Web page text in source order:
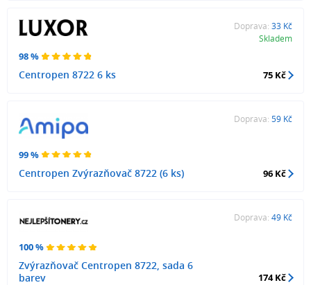
98 %
Centropen 8722 6 ks
Doprava: 33 Kč
Skladem
75 Kč
99 %
Centropen Zvýrazňovač 8722 (6 ks)
Doprava: 59 Kč
96 Kč
100 %
Zvýrazňovač Centropen 8722, sada 6
barev
Doprava: 49 Kč
174 Kč